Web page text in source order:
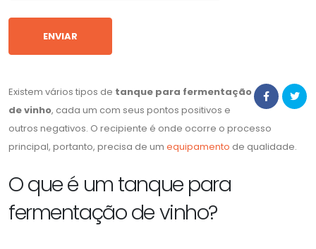
Existem vários tipos de tanque para fermentação
de vinho, cada um com seus pontos positivos e
outros negativos. O recipiente é onde ocorre o processo
principal, portanto, precisa de um equipamento de qualidade.
O que é um tanque para
fermentação de vinho?